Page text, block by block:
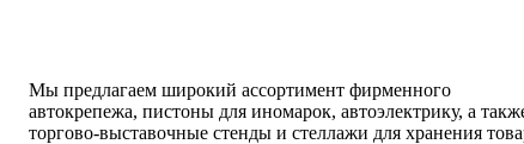
Мы предлагаем широкий ассортимент фирменного
автокрепежа, пистоны для иномарок, автоэлектрику, а
торгово-выставочные стенды и стеллажи для хранения